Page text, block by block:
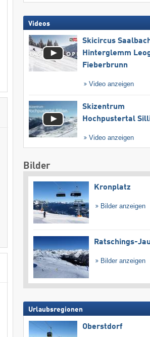
Videos
Skicircus
Hinterglemm
Fieberbrunn
Video anzeigen
Skizentrum
Hochpustertal
Video anzeigen
Bilder
Kronplatz
Bilder anzeigen
Ratschings-
Bilder anzeigen
Urlaubsregionen
Oberstdorf